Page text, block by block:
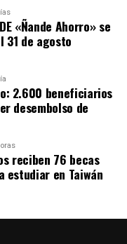
«Ñande Ahorro» se
31 de agosto
2.600 beneficiarios
desembolso de
reciben 76 becas
estudiar en Taiwán